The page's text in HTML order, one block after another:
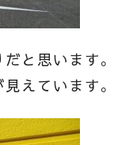
と思います。
えています。